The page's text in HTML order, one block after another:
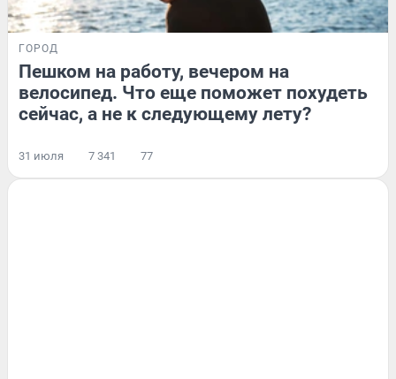
ГОРОД
Пешком на работу, вечером на
велосипед. Что еще поможет похудеть
сейчас, а не к следующему лету?
31 июля 7 341 77